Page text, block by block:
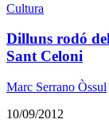
Cultura
Dilluns rodó
Sant Celoni
Marc Serrano Òssul
10/09/2012